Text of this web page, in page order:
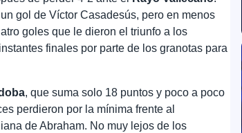
gol de Víctor Casadesús, pero en menos
goles que le dieron el triunfo a los
finales por parte de los granotas para
, que suma solo 18 puntos y poco a poco
perdieron por la mínima frente al
de Abraham. No muy lejos de los